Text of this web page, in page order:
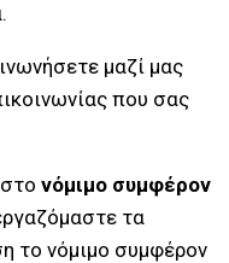
μαζί μας
που σας
νόμιμο συμφέρον
τα
το νόμιμο συμφέρον